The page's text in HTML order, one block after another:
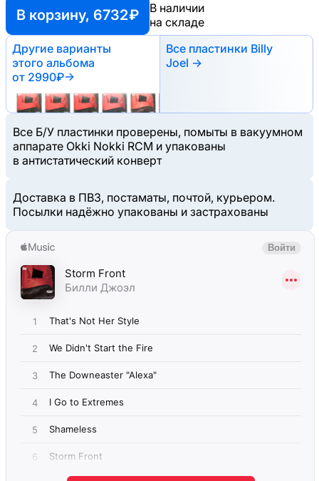
В корзину, 6732 ₽
В наличии
на складе
Другие варианты
этого альбома
от 2990₽→
Все пластинки Billy
Joel →
Все Б/У пластинки проверены, помыты в вакуумном
аппарате Okki Nokki RCM и упакованы
в антистатический конверт
Доставка в ПВЗ, постаматы, почтой, курьером.
Посылки надёжно упакованы и застрахованы